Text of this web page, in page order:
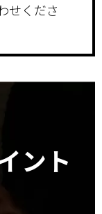
せくださ
ント